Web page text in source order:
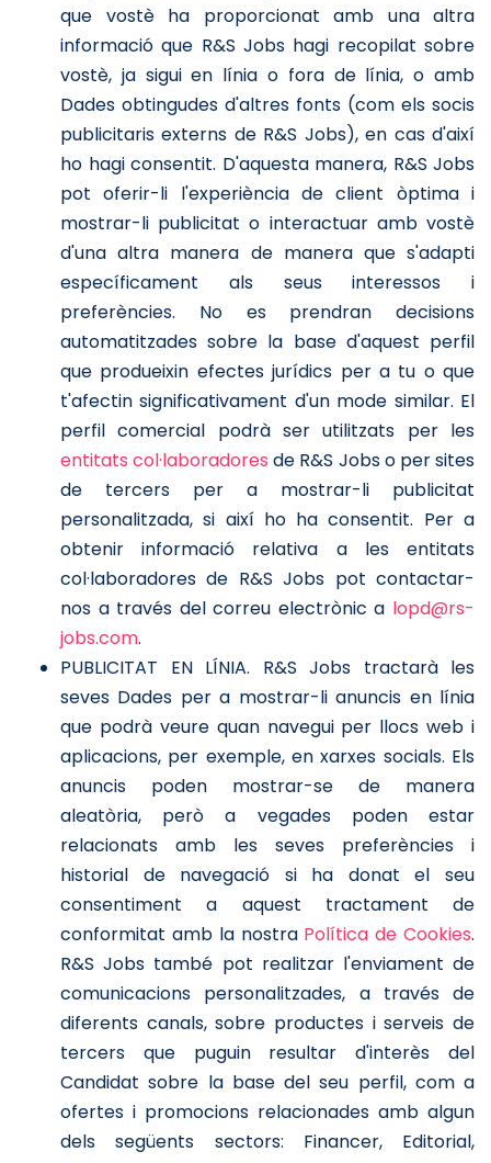
que vostè ha proporcionat amb una altra
informació que R&S Jobs hagi recopilat sobre
vostè, ja sigui en línia o fora de línia, o amb
Dades obtingudes d'altres fonts (com els socis
publicitaris externs de R&S Jobs), en cas d'així
ho hagi consentit. D'aquesta manera, R&S Jobs
pot oferir-li l'experiència de client òptima i
mostrar-li publicitat o interactuar amb vostè
d'una altra manera de manera que s'adapti
específicament als seus interessos i
preferències. No es prendran decisions
automatitzades sobre la base d'aquest perfil
que produeixin efectes jurídics per a tu o que
t'afectin significativament d'un mode similar. El
perfil comercial podrà ser utilitzats per les
entitats col·laboradores de R&S Jobs o per sites
de tercers per a mostrar-li publicitat
personalitzada, si així ho ha consentit. Per a
obtenir informació relativa a les entitats
col·laboradores de R&S Jobs pot contactar-
nos a través del correu electrònic a lopd@rs-
jobs.com.
PUBLICITAT EN LÍNIA. R&S Jobs tractarà les
seves Dades per a mostrar-li anuncis en línia
que podrà veure quan navegui per llocs web i
aplicacions, per exemple, en xarxes socials. Els
anuncis poden mostrar-se de manera
aleatòria, però a vegades poden estar
relacionats amb les seves preferències i
historial de navegació si ha donat el seu
consentiment a aquest tractament de
conformitat amb la nostra Política de Cookies.
R&S Jobs també pot realitzar l'enviament de
comunicacions personalitzades, a través de
diferents canals, sobre productes i serveis de
tercers que puguin resultar d'interès del
Candidat sobre la base del seu perfil, com a
ofertes i promocions relacionades amb algun
dels següents sectors: Financer, Editorial,